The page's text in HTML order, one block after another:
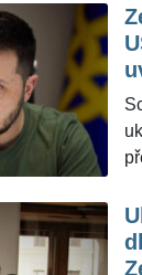
V